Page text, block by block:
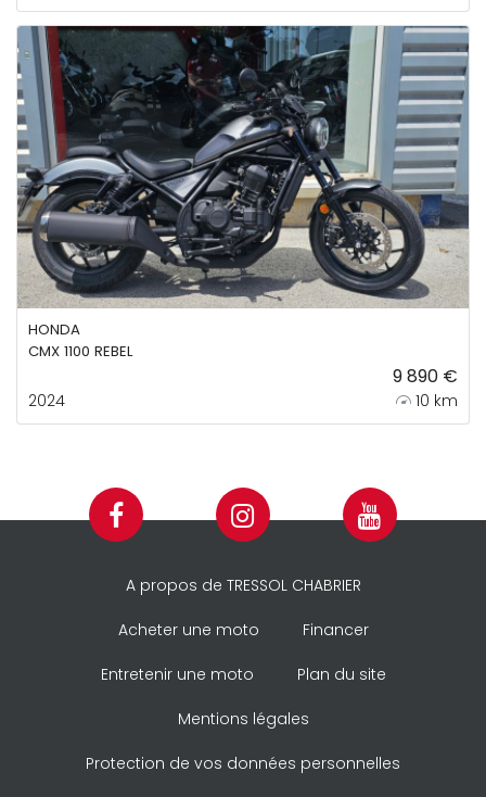
HONDA
CMX 1100 REBEL
9 890 €
2024 10 km
A propos de TRESSOL CHABRIER
Acheter une moto Financer
Entretenir une moto Plan du site
Mentions légales
Protection de vos données personnelles